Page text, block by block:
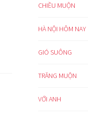
CHIỀU MUỘN
HÀ NỘI HÔM NAY
GIÓ SUÔNG
TRĂNG MUỘN
VỚI ANH